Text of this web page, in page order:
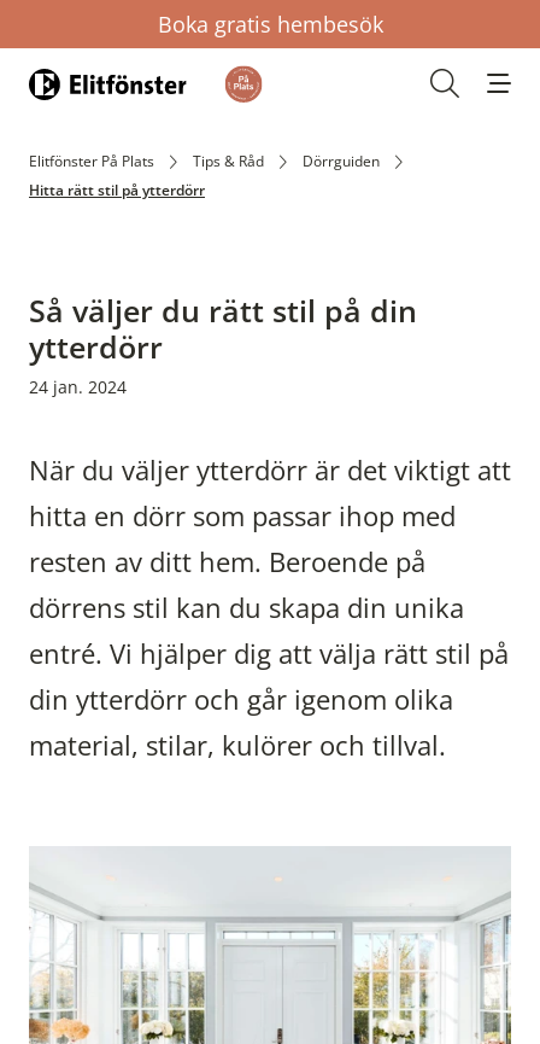
Boka gratis hembesök
Hem
Elitfönster På Plats Tips & Råd
Dörrguiden
Hitta rätt stil på ytterdörr
Så väljer du rätt stil på din
ytterdörr
24 jan. 2024
När du väljer ytterdörr är det viktigt att
hitta en dörr som passar ihop med
resten av ditt hem. Beroende på
dörrens stil kan du skapa din unika
entré. Vi hjälper dig att välja rätt stil på
din ytterdörr och går igenom olika
material, stilar, kulörer och tillval.